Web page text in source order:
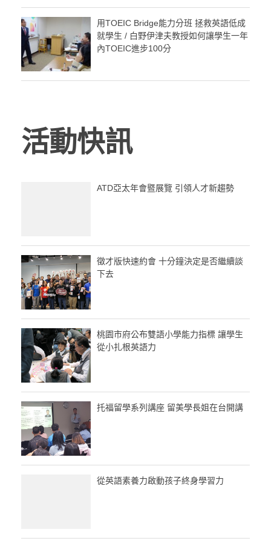
用TOEIC Bridge能力分班 拯救英語低成
就學生 / 白野伊津夫教授如何讓學生一年
內TOEIC進步100分
活動快訊
ATD亞太年會暨展覽 引領人才新趨勢
徵才版快速約會 十分鐘決定是否繼續談
下去
桃園市府公布雙語小學能力指標 讓學生
從小扎根英語力
托福留學系列講座 留美學長姐在台開講
從英語素養力啟動孩子終身學習力